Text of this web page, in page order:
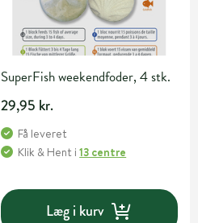
SuperFish weekendfoder, 4 stk.
29,95 kr.
Få leveret
Klik & Hent i13 centre
Læg i kurv